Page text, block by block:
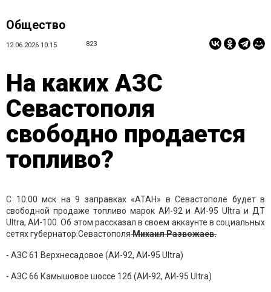
Общество
12.06.2026 10:15 823
На каких АЗС
Севастополя
свободно продается
топливо?
С 10:00 мск на 9 заправках «АТАН» в Севастополе будет в
свободной продаже топливо марок АИ-92 и АИ-95 Ultra и ДТ
Ultra, АИ-100. Об этом рассказал в своем аккаунте в социальных
сетях губернатор СевастополяМихаил Развожаев.
- АЗС 61 Верхнесадовое (АИ-92, АИ-95 Ultra)
- АЗС 66 Камышовое шоссе 12б (АИ-92, АИ-95 Ultra)